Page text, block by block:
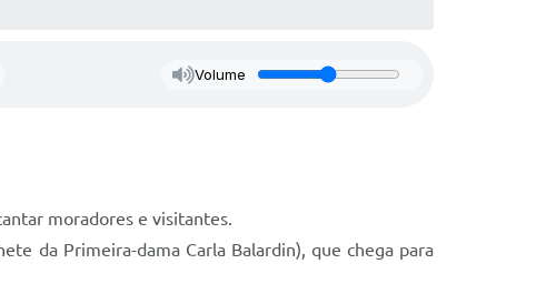
Volume
moradores e visitantes.
da Primeira-dama Carla Balardin), que chega para